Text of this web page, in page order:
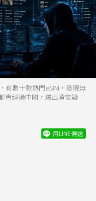
有數十款熱門eSIM，發現無
會經過中國，爆出資安疑
用LINE傳送